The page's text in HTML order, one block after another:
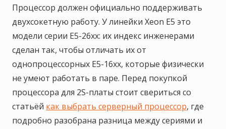
Процессор должен официально поддерживать
двухсокетную работу. У линейки Xeon E5 это
модели серии E5-26xx: их индекс инженерами
сделан так, чтобы отличать их от
однопроцессорных E5-16xx, которые физически
не умеют работать в паре. Перед покупкой
процессора для 2S-платы стоит свериться со
статьёй как выбрать серверный процессор, где
подробно разобрана разница между сериями и